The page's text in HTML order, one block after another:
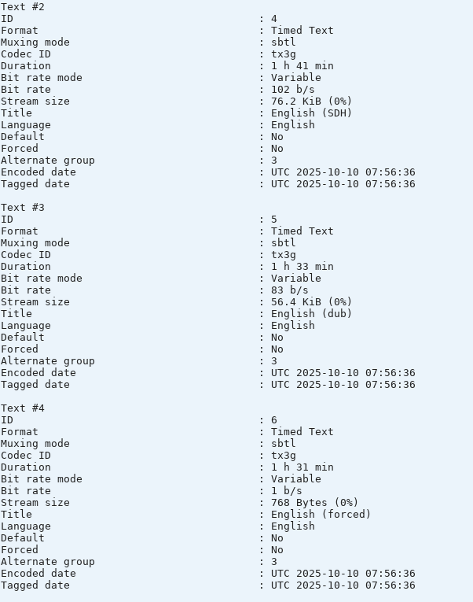
Text #2
ID : 4
Format : Timed Text
Muxing mode : sbtl
Codec ID : tx3g
Duration : 1 h 41 min
Bit rate mode : Variable
Bit rate : 102 b/s
Stream size : 76.2 KiB (0%)
Title : English (SDH)
Language : English
Default : No
Forced : No
Alternate group : 3
Encoded date : UTC 2025-10-10 07:56:36
Tagged date : UTC 2025-10-10 07:56:36
Text #3
ID : 5
Format : Timed Text
Muxing mode : sbtl
Codec ID : tx3g
Duration : 1 h 33 min
Bit rate mode : Variable
Bit rate : 83 b/s
Stream size : 56.4 KiB (0%)
Title : English (dub)
Language : English
Default : No
Forced : No
Alternate group : 3
Encoded date : UTC 2025-10-10 07:56:36
Tagged date : UTC 2025-10-10 07:56:36
Text #4
ID : 6
Format : Timed Text
Muxing mode : sbtl
Codec ID : tx3g
Duration : 1 h 31 min
Bit rate mode : Variable
Bit rate : 1 b/s
Stream size : 768 Bytes (0%)
Title : English (forced)
Language : English
Default : No
Forced : No
Alternate group : 3
Encoded date : UTC 2025-10-10 07:56:36
Tagged date : UTC 2025-10-10 07:56:36